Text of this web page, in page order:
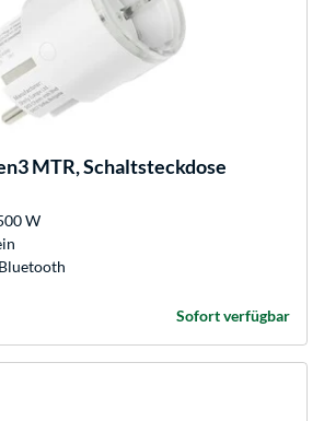
MTR, Schaltsteckdose
W
Sofort verfügbar